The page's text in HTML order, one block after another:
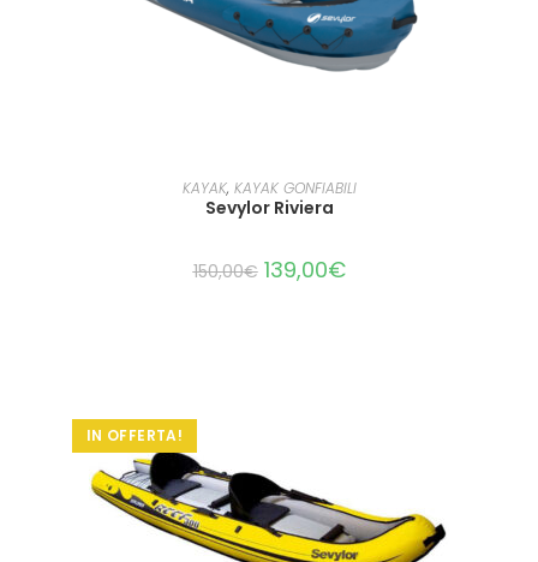
LEGGI TUTTO
KAYAK, KAYAK GONFIABILI
Sevylor Riviera
150,00€ 139,00€
IN OFFERTA!